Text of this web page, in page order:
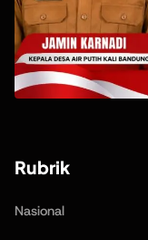
Rubrik
Nasional